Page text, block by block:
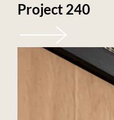
Project 240